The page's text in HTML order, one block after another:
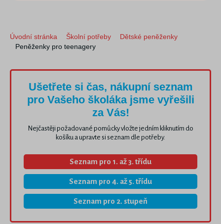
Úvodní stránka Školní potřeby
Dětské peněženky
Peněženky pro teenagery
Ušetřete si čas, nákupní seznam
pro Vašeho školáka jsme vyřešili
za Vás!
Nejčastěji požadované pomůcky vložte jedním kliknutím do
košíku a upravte si seznam dle potřeby.
Seznam pro 1. až 3. třídu
Seznam pro 4. až 5. třídu
Seznam pro 2. stupeň